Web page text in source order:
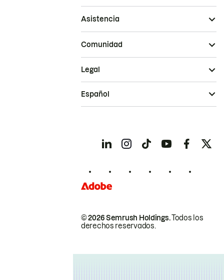
Asistencia
Comunidad
© 2026 Semrush Holdings.Todos los
derechos reservados.
Legal
Español